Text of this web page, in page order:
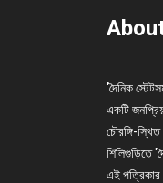
'দৈনিক
একটি
চৌরঙ্গি-
শিলিগুড়িতে
এই পত্রিকার